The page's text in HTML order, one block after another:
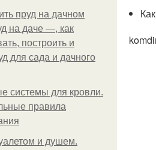
пруд на дачном
на даче —, как
построить и
для сада и дачного
системы для кровли.
правила
и душем.